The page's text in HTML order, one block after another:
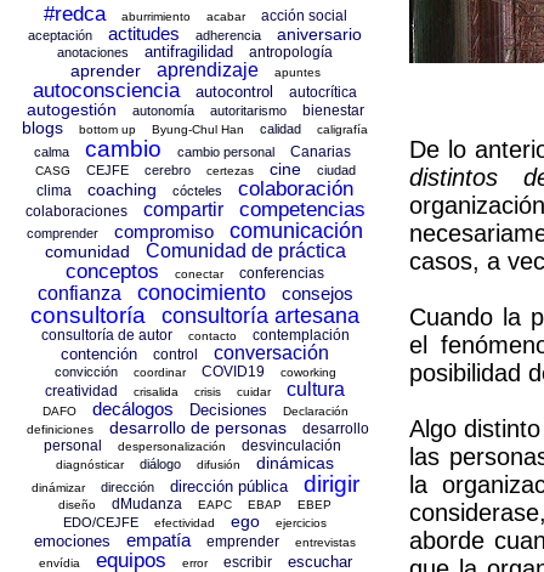
De lo
distintos
casos, a
Cuando la
el
posibilidad
Algo
las
la
aborde
#redca aburrimiento acabar acción social
aceptación actitudes adherencia aniversario
anotaciones antifragilidad antropología
aprender aprendizaje apuntes
autoconsciencia autocontrol autocrítica
autogestión autonomía autoritarismo bienestar
blogs bottom up Byung-Chul Han calidad caligrafía
calma cambio cambio personal Canarias
CASG CEJFE cerebro certezas cine ciudad
clima coaching cócteles colaboración
colaboraciones compartir competencias
comprender compromiso comunicación
comunidad Comunidad de práctica
conceptos conectar conferencias
confianza conocimiento consejos
consultoría consultoría artesana
consultoría de autor contacto contemplación
contención control conversación
convicción coordinar COVID19 coworking
creatividad crisalida crisis cuidar cultura
DAFO decálogos Decisiones
Declaración
definiciones
desarrollo de personas
desarrollo
personal
despersonalización desvinculación
diagnósticar diálogo difusión dinámicas
dinámizar dirección dirección pública dirigir
diseño dMudanza EAPC EBAP EBEP
EDO/CEJFE efectividad ego ejercicios
emociones empatía emprender
entrevistas
envídia
equipos error escribir escuchar